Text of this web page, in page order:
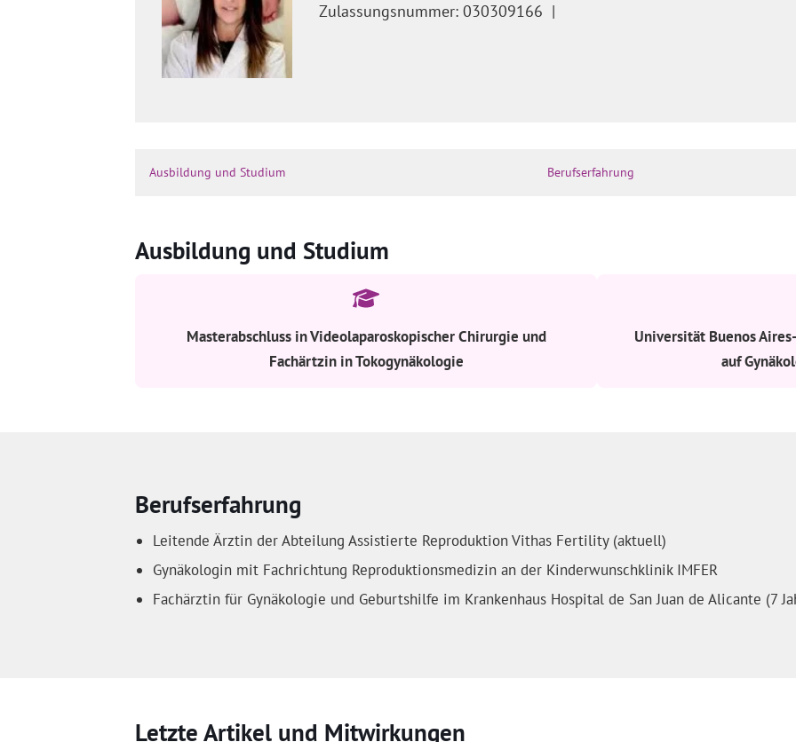
Zulassungsnummer: 030309166 |
Ausbildung und Studium Berufserfahrung
Ausbildung und Studium
Masterabschluss in Videolaparoskopischer Chirurgie und
Fachärtzin in Tokogynäkologie
Universität Buenos
auf
Berufserfahrung
Leitende Ärztin der Abteilung Assistierte Reproduktion Vithas Fertility (aktuell)
Gynäkologin mit Fachrichtung Reproduktionsmedizin an der Kinderwunschklinik IMFER
Fachärztin für Gynäkologie und Geburtshilfe im Krankenhaus Hospital de San Juan de Alicante (7
Letzte Artikel und Mitwirkungen